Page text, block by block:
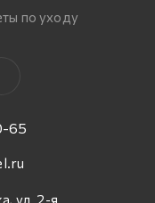
по уходу
65
ул. 2-я